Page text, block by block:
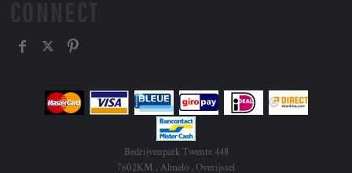
Bedrijvenpark Twente 448
7602KM , Almelo , Overijssel